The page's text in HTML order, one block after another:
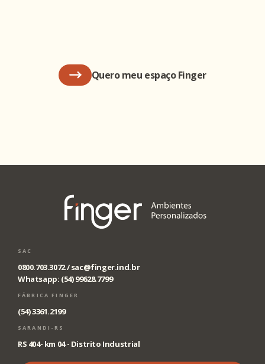
Quero meu espaço Finger
SAC
0800.703.3072 /sac@finger.ind.br
Whatsapp: (54) 99628.7799
FÁBRICA FINGER
(54) 3361.2199
SARANDI-RS
RS 404- km 04 - Distrito Industrial